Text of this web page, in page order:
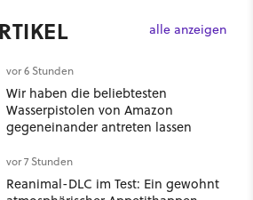
alle anzeigen
vor 6 Stunden
Wir haben die beliebtesten
Wasserpistolen von Amazon
gegeneinander antreten lassen
vor 7 Stunden
Reanimal-DLC im Test: Ein gewohnt